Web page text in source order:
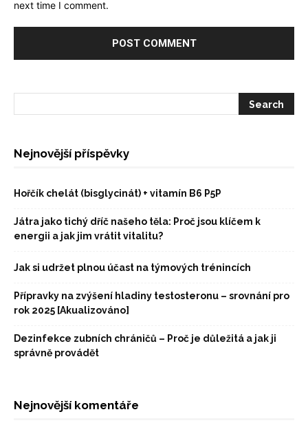
next time I comment.
Nejnovější příspěvky
Hořčík chelát (bisglycinát) + vitamín B6 P5P
Játra jako tichý dříč našeho těla: Proč jsou klíčem k
energii a jak jim vrátit vitalitu?
Jak si udržet plnou účast na týmových trénincích
Přípravky na zvýšení hladiny testosteronu – srovnání pro
rok 2025 [Akualizováno]
Dezinfekce zubních chráničů – Proč je důležitá a jak ji
správně provádět
Nejnovější komentáře